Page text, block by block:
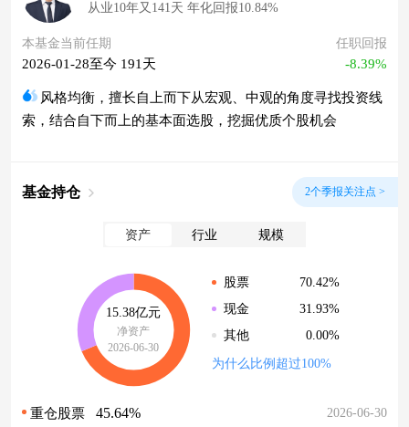
从业10年又141天 年化回报10.84%
本基金当前任期
2026-01-28至今 191天
任职回报
-8.39%
风格均衡，擅长自上而下从宏观、中观的角度寻找投资线
索，结合自下而上的基本面选股，挖掘优质个股机会
基金持仓 2个季报关注点 >
资产 行业 规模
15.38亿元
净资产
2026-06-30
股票
70.42%
现金
31.93%
其他
0.00%
为什么比例超过100%
重仓股票 45.64%
2026-06-30